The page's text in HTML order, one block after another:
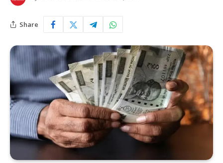
Share